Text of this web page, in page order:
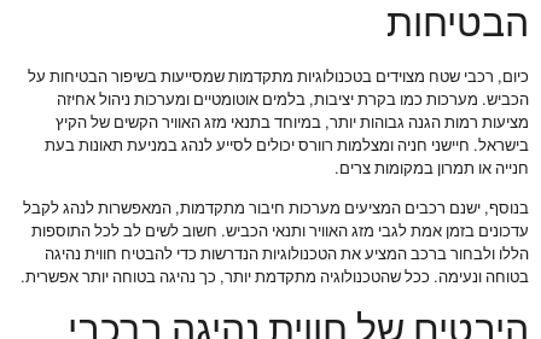
הבטיחות
כיום, רכבי שטח מצוידים בטכנולוגיות מתקדמות שמסייעות בשיפור הבטיחות על
הכביש. מערכות כמו בקרת יציבות, בלמים אוטומטיים ומערכות ניהול אחיזה
מציעות רמות הגנה גבוהות יותר, במיוחד בתנאי מזג האוויר הקשים של הקיץ
בישראל. חיישני חניה ומצלמות רוורס יכולים לסייע לנהג במניעת תאונות בעת
חנייה או תמרון במקומות צרים.
בנוסף, ישנם רכבים המציעים מערכות חיבור מתקדמות, המאפשרות לנהג לקבל
עדכונים בזמן אמת לגבי מזג האוויר ותנאי הכביש. חשוב לשים לב לכל התוספות
הללו ולבחור ברכב המציע את הטכנולוגיות הנדרשות כדי להבטיח חווית נהיגה
בטוחה ונעימה. ככל שהטכנולוגיה מתקדמת יותר, כך נהיגה בטוחה יותר אפשרית.
היבטים של חווית נהיגה ברכבי